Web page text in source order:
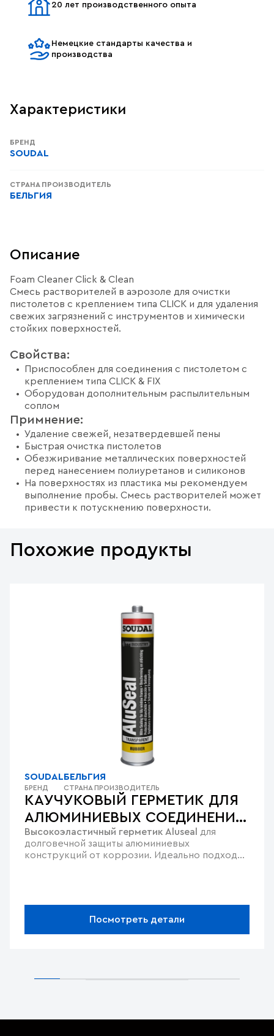
20 лет производственного опыта
Немецкие стандарты качества и
производства
Характеристики
БРЕНД
SOUDAL
СТРАНА ПРОИЗВОДИТЕЛЬ
БЕЛЬГИЯ
Описание
Foam Cleaner Click & Clean
Смесь растворителей в аэрозоле для очистки
пистолетов с креплением типа CLICK и для удаления
свежих загрязнений с инструментов и химически
стойких поверхностей.
Свойства:
Приспособлен для соединения с пистолетом с
креплением типа CLICK & FIX
Оборудован дополнительным распылительным
соплом
Примнение:
Удаление свежей, незатвердевшей пены
Быстрая очистка пистолетов
Обезжиривание металлических поверхностей
перед нанесением полиуретанов и силиконов
​На поверхностях из пластика мы рекомендуем
выполнение пробы. Смесь растворителей может
привести к потускнению поверхности.
Похожие продукты
КАУЧУКОВЫЙ ГЕРМЕТИК ДЛЯ
АЛЮМИНИЕВЫХ СОЕДИНЕНИЙ
ALUSEAL
Высокоэластичный герметик Aluseal
долговечной защиты алюминиевых
конструкций от коррозии. Идеально подходит
большинством лакокрасочных систем.
SOUDAL
БРЕНД
БЕЛЬГИЯ
СТРАНА ПРОИЗВОДИТЕЛЬ
Посмотреть детали